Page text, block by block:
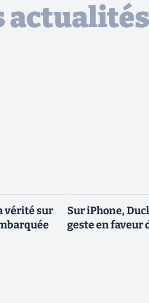
actualités
vérité sur
Sur iPhone,
geste en faveur